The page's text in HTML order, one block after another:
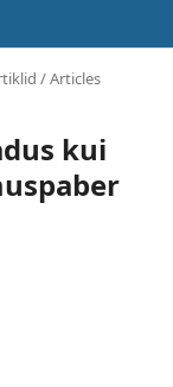
/ Articles
kui